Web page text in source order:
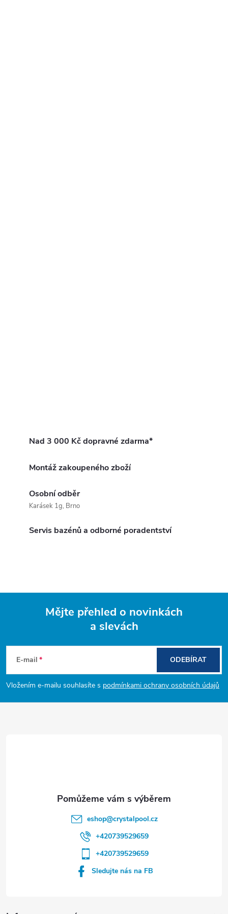
Nad 3 000 Kč dopravné zdarma*
Montáž zakoupeného zboží
Osobní odběr
Karásek 1g, Brno
Servis bazénů a odborné poradentství
p
a
Mějte přehled o novinkách
a slevách
E-mail
Vložením e-mailu souhlasíte s podmínkami ochrany osobních údajů
ODEBÍRAT
eshop@crystalpool.cz
+420739529659
+420739529659
Sledujte nás na FB